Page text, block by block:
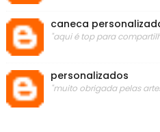
caneca
"aqui é top para
personalizados
"muito obrigada pelas